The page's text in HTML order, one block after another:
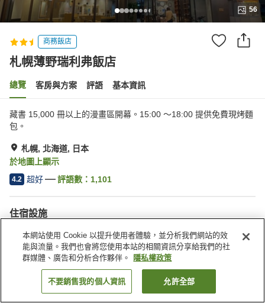
56
商務飯店
札幌薄野瑞利弗飯店
總覽 客房與方案 評語 基本資訊
藏書 15,000 冊以上的漫畫區開幕。15:00 〜18:00 提供免費現烤麵
包。
札幌, 北海道, 日本
於地圖上顯示
4.2 超好 評語數： 1,101
住宿設施
停車場
餐廳
休息室
宵夜區
找客房
本網站使用 Cookie 以提升使用者體驗，並分析我們網站的效
能與流量。我們也會將您使用本站的相關資訊分享給我們的社
群媒體、廣告和分析合作夥伴。
隱私權政策
不要銷售我的個人資訊 允許全部